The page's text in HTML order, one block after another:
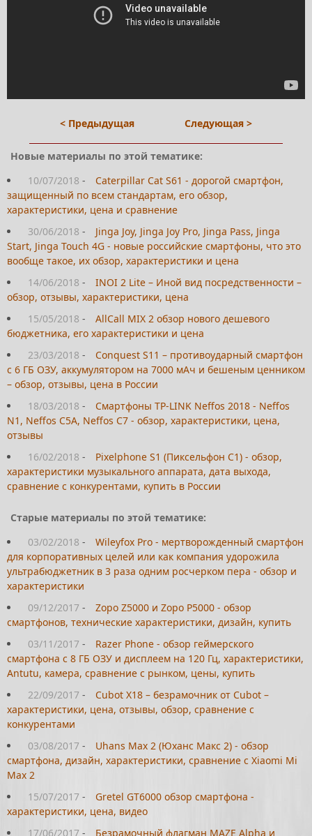
< Предыдущая Следующая >
Новые материалы по этой тематике:
10/07/2018 -
Caterpillar Cat S61 - дорогой смартфон,
защищенный по всем стандартам, его обзор,
характеристики, цена и сравнение
30/06/2018 -
Jinga Joy, Jinga Joy Pro, Jinga Pass, Jinga
Start, Jinga Touch 4G - новые российские смартфоны, что это
вообще такое, их обзор, характеристики и цена
14/06/2018 -
INOI 2 Lite – Иной вид посредственности –
обзор, отзывы, характеристики, цена
15/05/2018 -
AllCall MIX 2 обзор нового дешевого
бюджетника, его характеристики и цена
23/03/2018 -
Conquest S11 – противоударный смартфон
с 6 ГБ ОЗУ, аккумулятором на 7000 мАч и бешеным ценником
– обзор, отзывы, цена в России
18/03/2018 -
Смартфоны TP-LINK Neffos 2018 - Neffos
N1, Neffos C5A, Neffos C7 - обзор, характеристики, цена,
отзывы
16/02/2018 -
Pixelphone S1 (Пиксельфон С1) - обзор,
характеристики музыкального аппарата, дата выхода,
сравнение с конкурентами, купить в России
Старые материалы по этой тематике:
03/02/2018 -
Wileyfox Pro - мертворожденный смартфон
для корпоративных целей или как компания удорожила
ультрабюджетник в 3 раза одним росчерком пера - обзор и
характеристики
09/12/2017 -
Zopo Z5000 и Zopo P5000 - обзор
смартфонов, технические характеристики, дизайн, купить
03/11/2017 -
Razer Phone - обзор геймерского
смартфона с 8 ГБ ОЗУ и дисплеем на 120 Гц, характеристики,
Antutu, камера, сравнение с рынком, цены, купить
22/09/2017 -
Cubot X18 – безрамочник от Cubot –
характеристики, цена, отзывы, обзор, сравнение с
конкурентами
03/08/2017 -
Uhans Max 2 (Юханс Макс 2) - обзор
смартфона, дизайн, характеристики, сравнение с Xiaomi Mi
Max 2
15/07/2017 -
Gretel GT6000 обзор смартфона -
характеристики, цена, видео
17/06/2017 - Безрамочный флагман MAZE Alpha и